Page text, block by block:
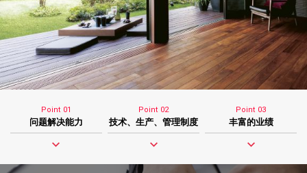
Point 01
问题解决能力
Point 02
技术、生产、管理制度
Point 03
丰富的业绩